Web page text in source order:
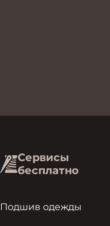
Сервисы
бесплатно
Подшив одежды